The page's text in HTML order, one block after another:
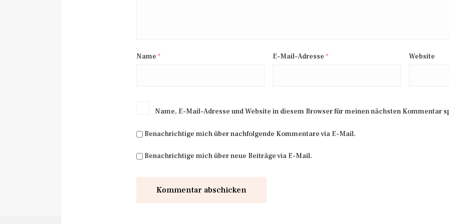
Name * E-Mail-Adresse * Website
Name, E-Mail-Adresse und Website in diesem Browser für meinen nächsten Kommentar
Benachrichtige mich über nachfolgende Kommentare via E-Mail.
Benachrichtige mich über neue Beiträge via E-Mail.